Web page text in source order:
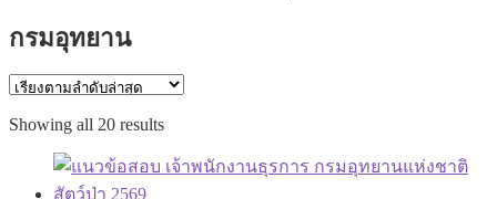
กรมอุทยาน
Showing all 20 resultsSorted
latest